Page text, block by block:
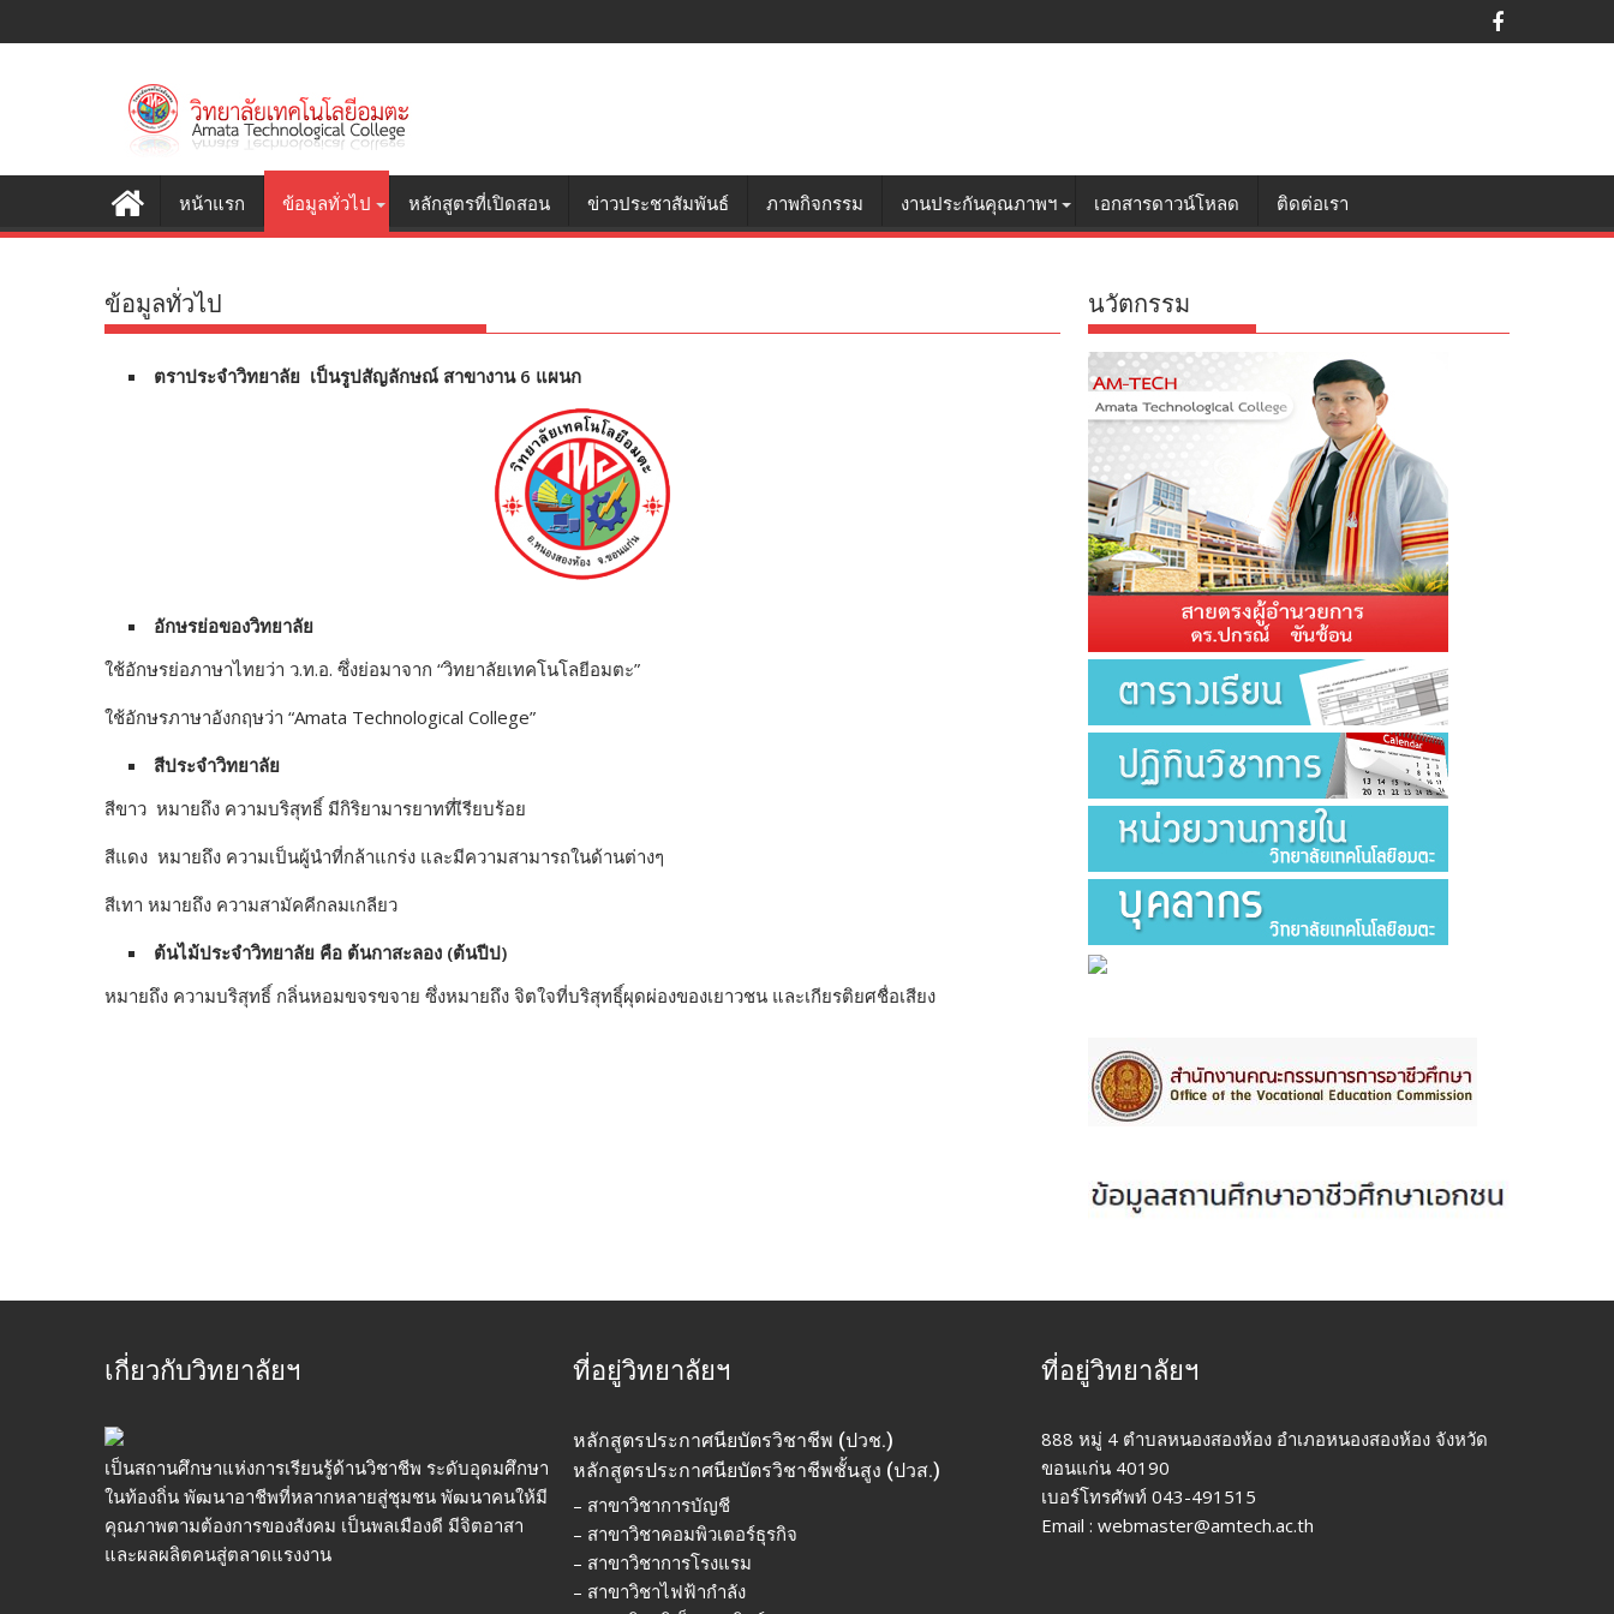
k
n
หน้าแรก ข้อมูลทั่วไป หลักสูตรที่เปิดสอน ข่าวประชาสัมพันธ์ ภาพกิจกรรม งานประกันคุณภาพฯ เอกสารดาวน์โหลด ติดต่อเรา
ข้อมูลทั่วไป
ตราประจำวิทยาลัย เป็นรูปสัญลักษณ์ สาขางาน 6 แผนก
อักษรย่อของวิทยาลัย
ใช้อักษรย่อภาษาไทยว่า ว.ท.อ. ซึ่งย่อมาจาก “วิทยาลัยเทคโนโลยีอมตะ”
ใช้อักษรภาษาอังกฤษว่า “Amata Technological College”
สีประจำวิทยาลัย
สีขาว หมายถึง ความบริสุทธิ์ มีกิริยามารยาทที่เีรียบร้อย
สีแดง หมายถึง ความเป็นผู้นำที่กล้าแกร่ง และมีความสามารถในด้านต่างๆ
สีเทา หมายถึง ความสามัคคีกลมเกลียว
ต้นไม้ประจำวิทยาลัย คือ ต้นกาสะลอง (ต้นปีป)
หมายถึง ความบริสุทธิ์ กลิ่นหอมขจรขจาย ซึ่งหมายถึง จิตใจที่บริสุทธิ์ุผุดผ่องของเยาวชน และเกียรติยศชื่อเสียง
นวัตกรรม
เกี่ยวกับวิทยาลัยฯ
เป็นสถานศึกษาแห่งการเรียนรู้ด้านวิชาชีพ ระดับอุดมศึกษา
ในท้องถิ่น พัฒนาอาชีพที่หลากหลายสู่ชุมชน พัฒนาคนให้มี
คุณภาพตามต้องการของสังคม เป็นพลเมืองดี มีจิตอาสา
และผลผลิตคนสู่ตลาดแรงงาน
ที่อยู่วิทยาลัยฯ
หลักสูตรประกาศนียบัตรวิชาชีพ (ปวช.)
หลักสูตรประกาศนียบัตรวิชาชีพชั้นสูง (ปวส.)
– สาขาวิชาการบัญชี
– สาขาวิชาคอมพิวเตอร์ธุรกิจ
– สาขาวิชาการโรงแรม
– สาขาวิชาไฟฟ้ากำลัง
ที่อยู่วิทยาลัยฯ
888 หมู่ 4 ตำบลหนองสองห้อง อำเภอหนองสองห้อง จังหวัด
ขอนแก่น 40190
เบอร์โทรศัพท์ 043-491515
Email : webmaster@amtech.ac.th